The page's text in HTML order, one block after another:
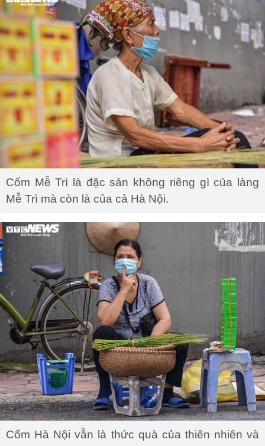
Cốm Mễ Trì là đặc sản không riêng gì của làng
Mễ Trì mà còn là của cả Hà Nội.
Cốm Hà Nội vẫn là thức quà của thiên nhiên và